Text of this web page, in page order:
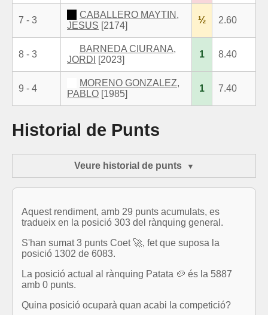
7 - 3
CABALLERO MAYTIN,
JESUS [2174]
½ 2.60
8 - 3
BARNEDA CIURANA,
JORDI
[2023]
1 8.40
9 - 4
MORENO GONZALEZ,
PABLO [1985]
1 7.40
Historial de Punts
Veure historial de punts
Aquest rendiment, amb 29 punts acumulats, es
tradueix en la posició 303 del rànquing general.
S'han sumat 3 punts Coet 🚀, fet que suposa la
posició 1302 de 6083.
La posició actual al rànquing Patata 🥔 és la 5887
amb 0 punts.
Quina posició ocuparà quan acabi la competició?